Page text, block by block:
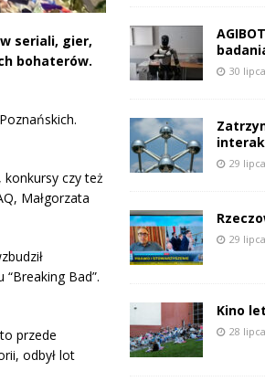
seriali, gier,
bohaterów.
czy też
Małgorzata
Bad”.
przede
odbył lot
30
29
29
Kino
28